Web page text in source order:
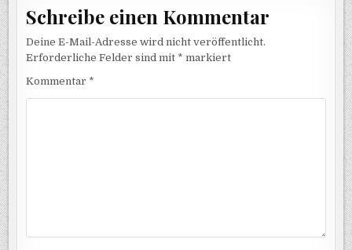
Schreibe einen Kommentar
Deine E-Mail-Adresse wird nicht veröffentlicht.
Erforderliche Felder sind mit * markiert
Kommentar *